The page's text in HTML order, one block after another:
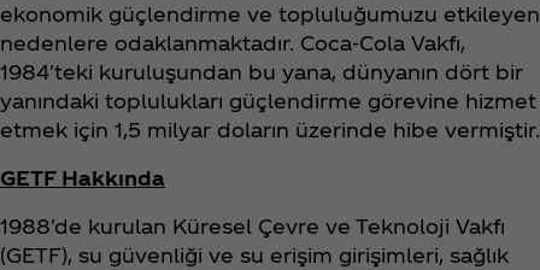
ekonomik güçlendirme ve topluluğumuzu etkileyen
nedenlere odaklanmaktadır. Coca‑Cola Vakfı,
1984'teki kuruluşundan bu yana, dünyanın dört bir
yanındaki toplulukları güçlendirme görevine hizmet
etmek için 1,5 milyar doların üzerinde hibe vermiştir.
GETF Hakkında
1988'de kurulan Küresel Çevre ve Teknoloji Vakfı
(GETF), su güvenliği ve su erişim girişimleri, sağlık